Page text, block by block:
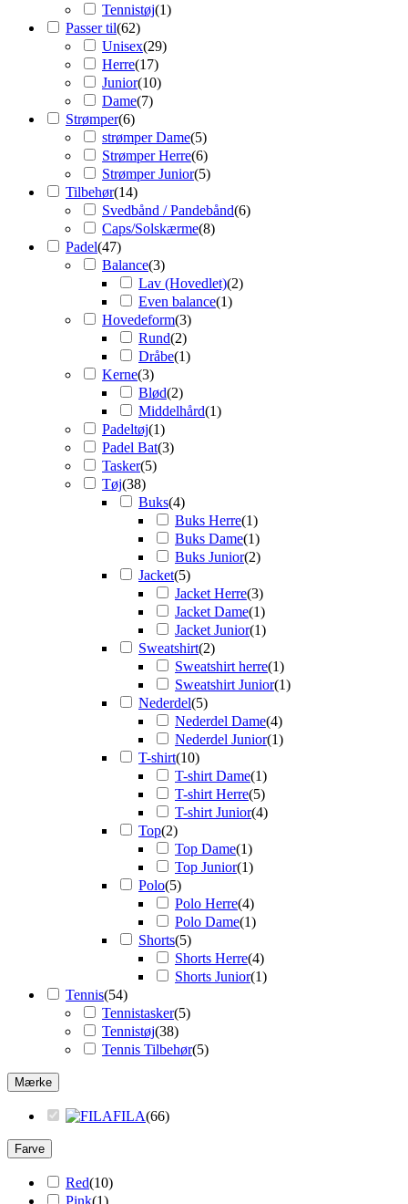
Tennistøj(1)
Passer til(62)
Unisex(29)
Herre(17)
Junior(10)
Dame(7)
Strømper(6)
strømper Dame(5)
Strømper Herre(6)
Strømper Junior(5)
Tilbehør(14)
Svedbånd / Pandebånd(6)
Caps/Solskærme(8)
Padel(47)
Balance(3)
Lav (Hovedlet)(2)
Even balance(1)
Hovedeform(3)
Rund(2)
Dråbe(1)
Kerne(3)
Blød(2)
Middelhård(1)
Padeltøj(1)
Padel Bat(3)
Tasker(5)
Tøj(38)
Buks(4)
Buks Herre(1)
Buks Dame(1)
Buks Junior(2)
Jacket(5)
Jacket Herre(3)
Jacket Dame(1)
Jacket Junior(1)
Sweatshirt(2)
Sweatshirt herre(1)
Sweatshirt Junior(1)
Nederdel(5)
Nederdel Dame(4)
Nederdel Junior(1)
T-shirt(10)
T-shirt Dame(1)
T-shirt Herre(5)
T-shirt Junior(4)
Top(2)
Top Dame(1)
Top Junior(1)
Polo(5)
Polo Herre(4)
Polo Dame(1)
Shorts(5)
Shorts Herre(4)
Shorts Junior(1)
Tennis(54)
Tennistasker(5)
Tennistøj(38)
Tennis Tilbehør(5)
Mærke
FILA(66)
Farve
Red(10)
Pink(1)